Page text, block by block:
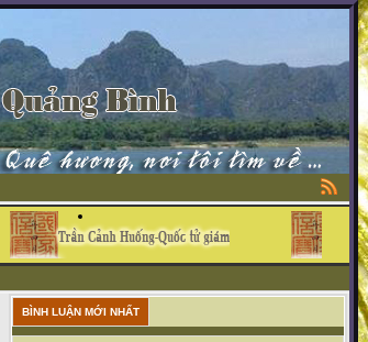
BÌNH LUẬN MỚI NHẤT